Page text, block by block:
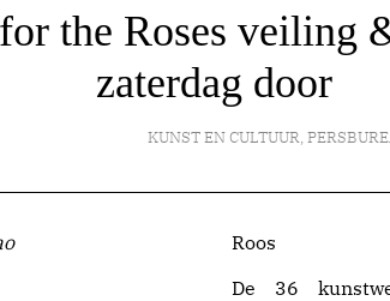
the Roses veiling
zaterdag door
KUNST EN CULTUUR,
Roos
De 36